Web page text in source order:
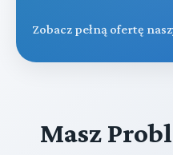
Zobacz pełną ofertę
Masz